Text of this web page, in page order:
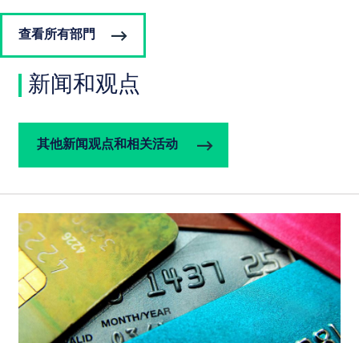
查看所有部門
新闻和观点
其他新闻观点和相关活动